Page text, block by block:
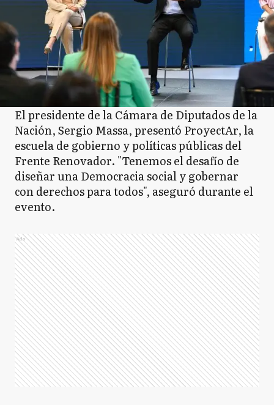
El presidente de la Cámara de Diputados de la
Nación, Sergio Massa, presentó ProyectAr, la
escuela de gobierno y políticas públicas del
Frente Renovador. "Tenemos el desafío de
diseñar una Democracia social y gobernar
con derechos para todos", aseguró durante el
evento.
Ads